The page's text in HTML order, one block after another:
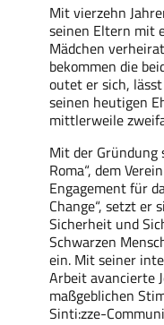
Mit vierzehn
seinen Eltern mit
Mädchen
bekommen die
outet er sich,
seinen heutigen
mittlerweile
Mit der Gründung
Roma“, dem
Engagement für
Change“, setzt er
Sicherheit und
Schwarzen
ein. Mit seiner
Arbeit avancierte
maßgeblichen
Sinti:zze-